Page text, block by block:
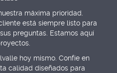
máxima prioridad.
está siempre listo para
preguntas. Estamos aquí
hoy mismo. Confíe en
calidad diseñados para